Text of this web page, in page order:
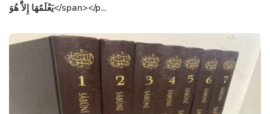
يَعْلَمُهَا إِلاَّ هُوَ</span></p...